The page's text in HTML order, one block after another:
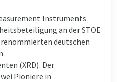
Instruments
an der STOE
deutschen
(XRD). Der
Pioniere in